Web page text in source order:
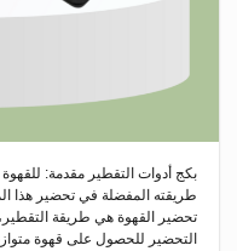
بكج أدوات التقطير مقدمة:
طريقته المفضلة في تحضير هذا
تحضير القهوة هي طريقة
التحضير للحصول على قهوة